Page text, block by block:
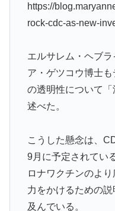
https://
rock-cdc-as-new-
エルサレム・ヘブ
ア・ゲツコウ博士
の透明性について
述べた。
こうした懸念は、
9月に予定されてい
ロナワクチンのよ
力をかけるための
及んでいる。